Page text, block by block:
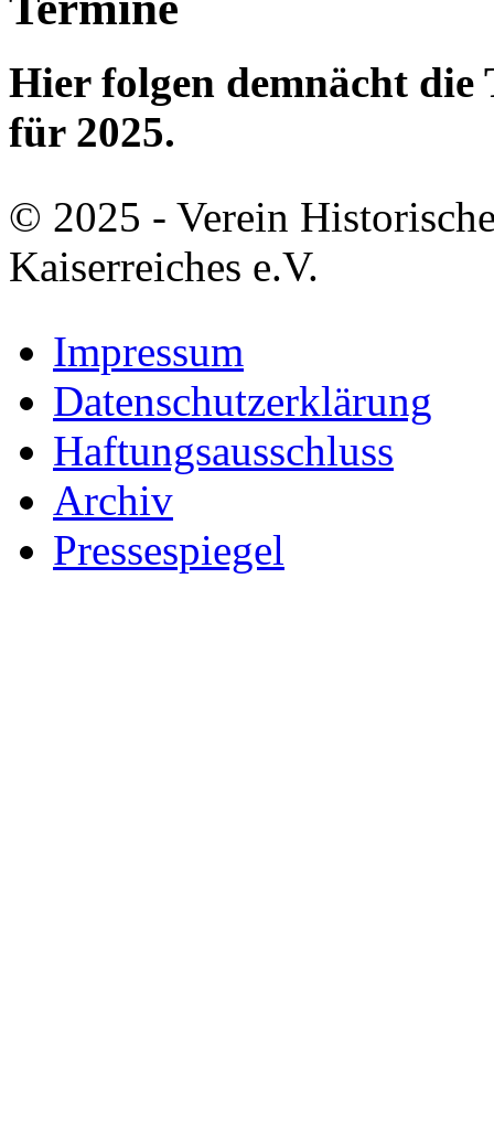
Hier folgen demnächt
für 2025.
© 2025 - Verein
Kaiserreiches e.V.
Impressum
Datenschutzerklärung
Haftungsausschluss
Archiv
Pressespiegel